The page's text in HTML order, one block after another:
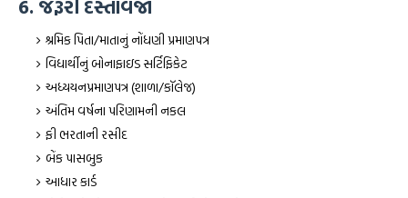
6. જરૂરી દસ્તાવેજો
શ્રમિક પિતા/માતાનું નોંધણી પ્રમાણપત્ર
વિદ્યાર્થીનું બોનાફાઇડ સર્ટિફિકેટ
અધ્યયનપ્રમાણપત્ર (શાળા/કૉલેજ)
અંતિમ વર્ષના પરિણામની નકલ
ફી ભરતાની રસીદ
બેંક પાસબુક
આધાર કાર્ડ